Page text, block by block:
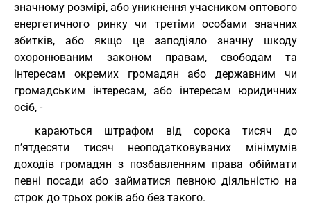
значному розмірі, або уникнення учасником оптового
енергетичного ринку чи третіми особами значних
збитків, або якщо це заподіяло значну шкоду
охоронюваним законом правам, свободам та
інтересам окремих громадян або державним чи
громадським інтересам, або інтересам юридичних
осіб, -
караються штрафом від сорока тисяч до
п’ятдесяти тисяч неоподатковуваних мінімумів
доходів громадян з позбавленням права обіймати
певні посади або займатися певною діяльністю на
строк до трьох років або без такого.